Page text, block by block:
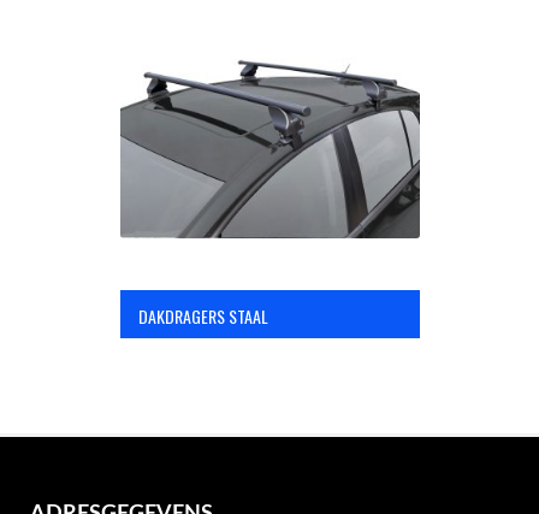
DAKDRAGERS STAAL